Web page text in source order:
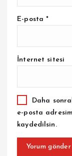
E-posta*
İnternet sitesi
Daha
e-posta
kaydedilsin.